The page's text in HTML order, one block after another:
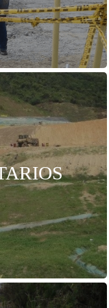
de vías de